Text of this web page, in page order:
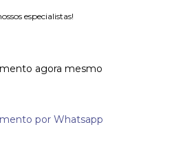
especialistas!
agora mesmo
por Whatsapp